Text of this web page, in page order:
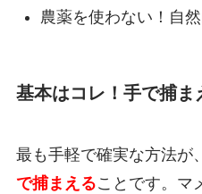
農薬を使わない！自
基本はコレ！手で捕ま
最も手軽で確実な方法が、
で捕まえることです。マ